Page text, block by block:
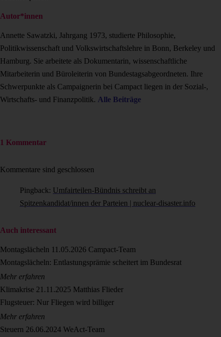
Autor*innen
Annette Sawatzki, Jahrgang 1973, studierte Philosophie,
Politikwissenschaft und Volkswirtschaftslehre in Bonn, Berkeley und
Hamburg. Sie arbeitete als Dokumentarin, wissenschaftliche
Mitarbeiterin und Büroleiterin von Bundestagsabgeordneten. Ihre
Schwerpunkte als Campaignerin bei Campact liegen in der Sozial-,
Wirtschafts- und Finanzpolitik. Alle Beiträge
1 Kommentar
Kommentare sind geschlossen
Pingback: Umfairteilen-Bündnis schreibt an
Spitzenkandidat/innen der Parteien | nuclear-disaster.info
Auch interessant
Montagslächeln 11.05.2026 Campact-Team
Montagslächeln: Entlastungsprämie scheitert im Bundesrat
Mehr erfahren
Klimakrise 21.11.2025 Matthias Flieder
Flugsteuer: Nur Fliegen wird billiger
Mehr erfahren
Steuern 26.06.2024 WeAct-Team